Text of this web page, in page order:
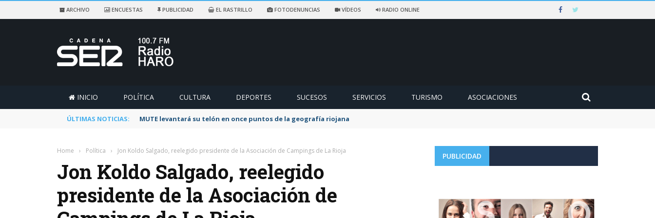
ARCHIVO ENCUESTAS PUBLICIDAD EL RASTRILLO FOTODENUNCIAS VÍDEOS RADIO ONLINE
INICIO POLÍTICA CULTURA DEPORTES SUCESOS SERVICIOS TURISMO ASOCIACIONES
ÚLTIMAS NOTICIAS: Rescatado un ciclista accidentado en un sendero de Ezcaray
Home › Política › Jon Koldo Salgado, reelegido presidente de la Asociación de Campings de La Rioja
Jon Koldo Salgado, reelegido
presidente de la Asociación de
PUBLICIDAD